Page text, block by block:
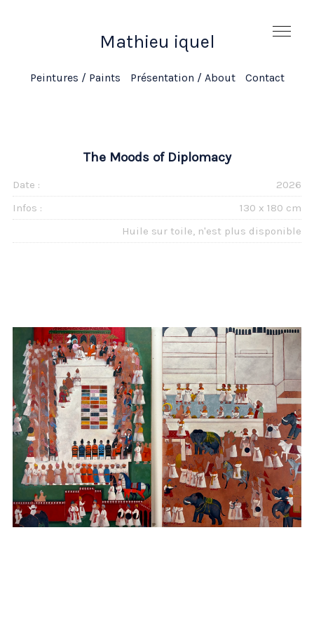
Mathieu iquel
Mathieu iquel
Peintures / Paints Présentation / About Contact
The Moods of Diplomacy
Date :
2026
Infos :
130 x 180 cm
Huile sur toile, n'est plus disponible